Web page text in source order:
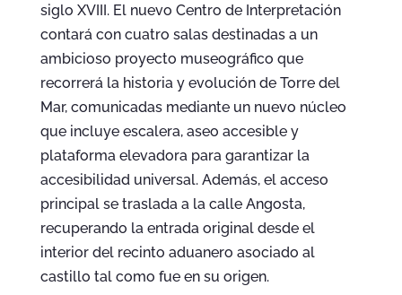
siglo XVIII. El nuevo Centro de Interpretación
contará con cuatro salas destinadas a un
ambicioso proyecto museográfico que
recorrerá la historia y evolución de Torre del
Mar, comunicadas mediante un nuevo núcleo
que incluye escalera, aseo accesible y
plataforma elevadora para garantizar la
accesibilidad universal. Además, el acceso
principal se traslada a la calle Angosta,
recuperando la entrada original desde el
interior del recinto aduanero asociado al
castillo tal como fue en su origen.